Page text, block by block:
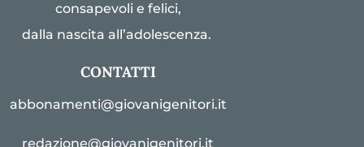
consapevoli e felici,
dalla nascita all’adolescenza.
CONTATTI
abbonamenti@giovanigenitori.it
redazione@giovanigenitori.it